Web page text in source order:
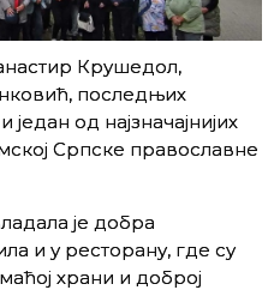
Крушедол,
последњих
од најзначајнијих
Српске православне
је добра
и у ресторану, где су
храни и доброј